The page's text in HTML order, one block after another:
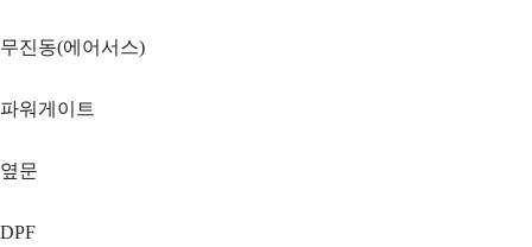
무진동(에어서스)
파워게이트
옆문
DPF